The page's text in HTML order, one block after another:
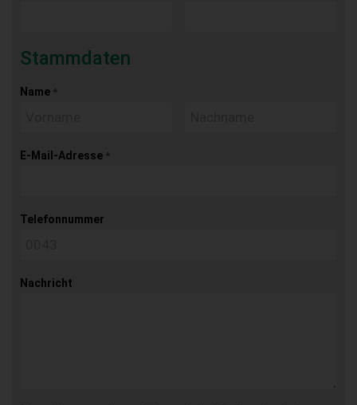
Stammdaten
Name *
E-Mail-Adresse *
Telefonnummer
Nachricht